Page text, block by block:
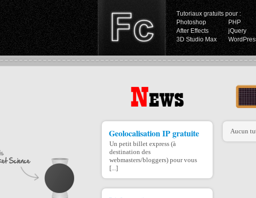
Tutoriaux gratuits pour :
Photoshop
PHP
After Effects
jQuery
3D Studio Max
Geolocalisation IP gratuite
Un petit billet express (à
destination des
webmasters/bloggers) pour vous
[...]
Aucun